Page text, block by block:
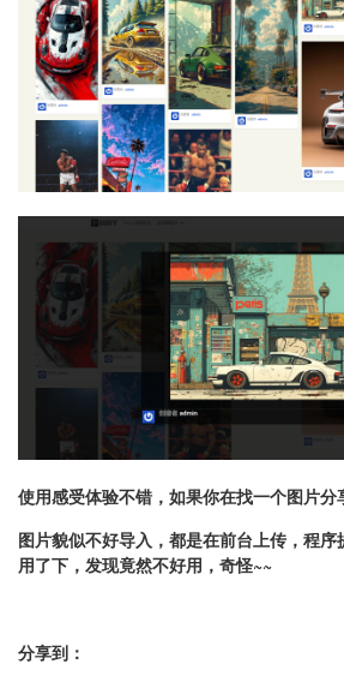
使用感受体验不错，如果你在找一个图片分
图片貌似不好导入，都是在前台上传，程
用了下，发现竟然不好用，奇怪~~
分享到：